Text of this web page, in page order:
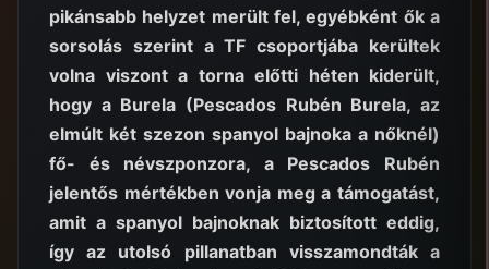
pikánsabb helyzet merült fel, egyébként ők a
sorsolás szerint a TF csoportjába kerültek
volna viszont a torna előtti héten kiderült,
hogy a Burela (Pescados Rubén Burela, az
elmúlt két szezon spanyol bajnoka a nőknél)
fő- és névszponzora, a Pescados Rubén
jelentős mértékben vonja meg a támogatást,
amit a spanyol bajnoknak biztosított eddig,
így az utolsó pillanatban visszamondták a